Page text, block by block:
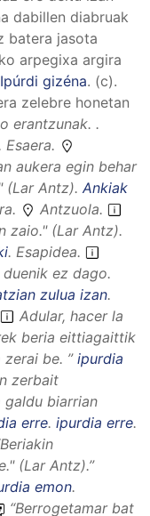
dabillen diabruak
batera jasota
arpegixa argira
Ipúrdi gizéna. (c).
zelebre honetan
erantzunak. .
Esaera.
aukera egin behar
(Lar Antz). Ankiak
.
Antzuola.
zaio." (Lar Antz).
. Esapidea.
ez dago.
zulua izan.
Adular, hacer la
beria eittiagaittik
be. ” ipurdia
zerbait
biarrian
erre. ipurdia erre.
Beriakin
(Lar Antz).”
emon.
“Berrogetamar bat